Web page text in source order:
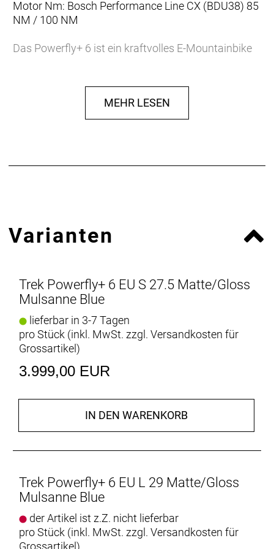
Motor Nm: Bosch Performance Line CX (BDU38) 85
NM / 100 NM
Das Powerfly+ 6 ist ein kraftvolles E-Mountainbike
Hardtail-Rahmen mit der RockShox Recon Silver RL
Federgabel bügelt selbst ruppigstes Terrain
souverän glatt und bietet dir dank des Bosch
Bergen und auf geschmeidigen Singletrails mit der
richtigen Unterstützung einfach besser ist. Du
unterstützender Power und einer
komfortsteigernden Federgabel für ungemütliches
Terrain.
Einen Hardtail-Rahmen aus Alpha Platinum
Aluminium mit einer RockShox Recon Silver RL
Gabel mit Solo Air Federung und Motion Control
Performance Line CX Motor mit 750 W Leistung und
bis zu 100 Nm Drehmoment samt
herausnehmbarem, integriertem PowerTube RIB 2.0
Ready-Laufräder von Bontrager, eine Bontrager Line
Variosattelstütze, hydraulische 4-Kolben-
Scheibenbremsen von Shimano und zahlreiche
Befestigungsmöglichkeiten für Taschen und
Gepäckträger.
MEHR LESEN
Varianten
Trek Powerfly+ 6 EU S 27.5 Matte/Gloss
Mulsanne Blue
lieferbar in 3-7 Tagen
pro Stück (inkl. MwSt. zzgl. Versandkosten für
Grossartikel)
3.999,00 EUR
IN DEN WARENKORB
Trek Powerfly+ 6 EU L 29 Matte/Gloss
Mulsanne Blue
der Artikel ist z.Z. nicht lieferbar
pro Stück (inkl. MwSt. zzgl. Versandkosten für
Grossartikel)